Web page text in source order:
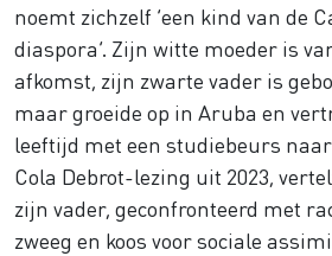
noemt zichzelf ‘een kind van de
diaspora’. Zijn witte moeder is
afkomst, zijn zwarte vader is
maar groeide op in Aruba en
leeftijd met een studiebeurs
Cola Debrot-lezing uit 2023,
zijn vader, geconfronteerd met
zweeg en koos voor sociale